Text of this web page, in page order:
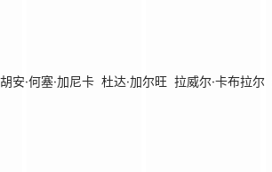
胡安·何塞·加尼卡 杜达·加尔旺 拉威尔·卡布拉尔